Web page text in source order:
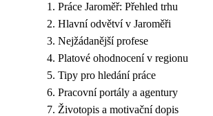
Práce Jaroměř: Přehled trhu
Hlavní odvětví v Jaroměři
Nejžádanější profese
Platové ohodnocení v regionu
Tipy pro hledání práce
Pracovní portály a agentury
Životopis a motivační dopis